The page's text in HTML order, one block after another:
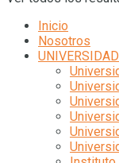
Inicio
Nosotros